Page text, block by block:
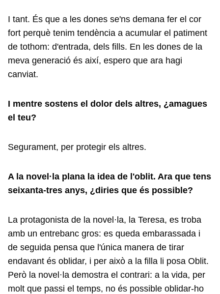
I tant. És que a les dones se'ns demana fer el cor
fort perquè tenim tendència a acumular el patiment
de tothom: d'entrada, dels fills. En les dones de la
meva generació és així, espero que ara hagi
canviat.
I mentre sostens el dolor dels altres, ¿amagues
el teu?
Segurament, per protegir els altres.
A la novel·la plana la idea de l'oblit. Ara que tens
seixanta-tres anys, ¿diries que és possible?
La protagonista de la novel·la, la Teresa, es troba
amb un entrebanc gros: es queda embarassada i
de seguida pensa que l'única manera de tirar
endavant és oblidar, i per això a la filla li posa Oblit.
Però la novel·la demostra el contrari: a la vida, per
molt que passi el temps, no és possible oblidar-ho